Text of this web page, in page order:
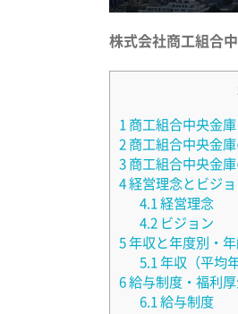
株式会社商工組合
1 商工組合中央金
2 商工組合中央金
3 商工組合中央金
4 経営理念とビジョ
4.1 経営理念
4.2 ビジョン
5 年収と年度別・
5.1 年収（平均
6 給与制度・福利厚
6.1 給与制度